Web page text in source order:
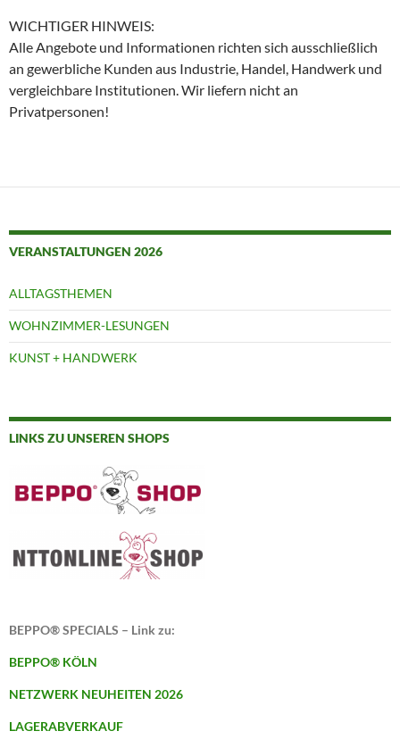
WICHTIGER HINWEIS:
Alle Angebote und Informationen richten sich ausschließlich
an gewerbliche Kunden aus Industrie, Handel, Handwerk und
vergleichbare Institutionen. Wir liefern nicht an
Privatpersonen!
VERANSTALTUNGEN 2026
ALLTAGSTHEMEN
WOHNZIMMER-LESUNGEN
KUNST + HANDWERK
LINKS ZU UNSEREN SHOPS
BEPPO® SPECIALS – Link zu:
BEPPO® KÖLN
NETZWERK NEUHEITEN 2026
LAGERABVERKAUF